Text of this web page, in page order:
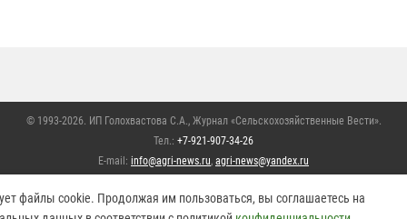
© 1993-2026. ИП Голохвастова С.А., Журнал «Сельскохозяйственные Вести».
Тел.: +7-921-907-34-26
E-mail: info@agri-news.ru, agri-news@yandex.ru
сторонних ресурсах только при использовании активной гиперссылки на сайт
файлы cookie. Продолжая им пользоваться, вы соглашаетесь на